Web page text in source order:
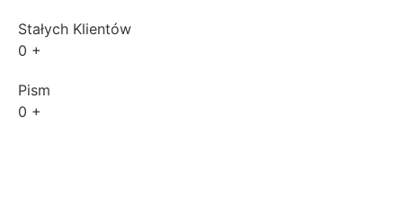
Stałych Klientów
0 +
Pism
0 +